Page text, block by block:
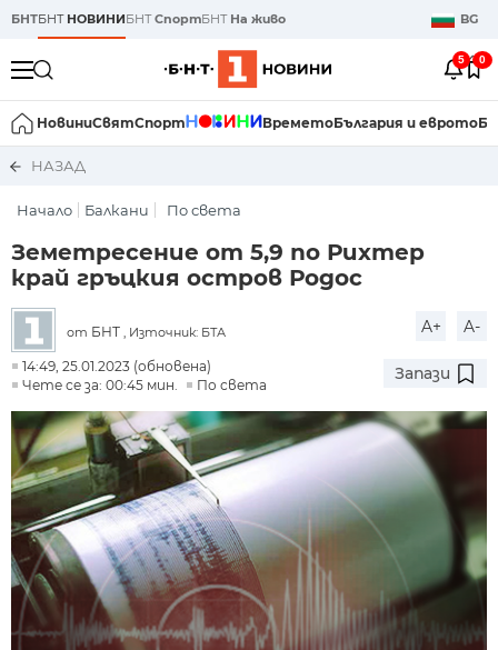
БНТБНТ НОВИНИБНТСпортБНТ На живо BG
5 0
НовиниСвятСпорт ВреметоБългария и еврото
НАЗАД
Начало Балкани По света
Земетресение от 5,9 по Рихтер
край гръцкия остров Родос
от БНТ , Източник: БТА A+ A-
14:49, 25.01.2023 (обновена)
Чете се за: 00:45 мин.
По света
Запази